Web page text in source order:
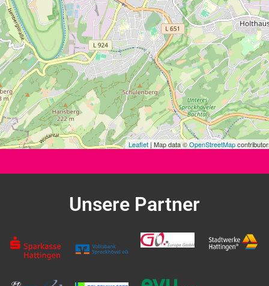
Leaflet | Map data ©OpenStreetMap
Unsere Partner